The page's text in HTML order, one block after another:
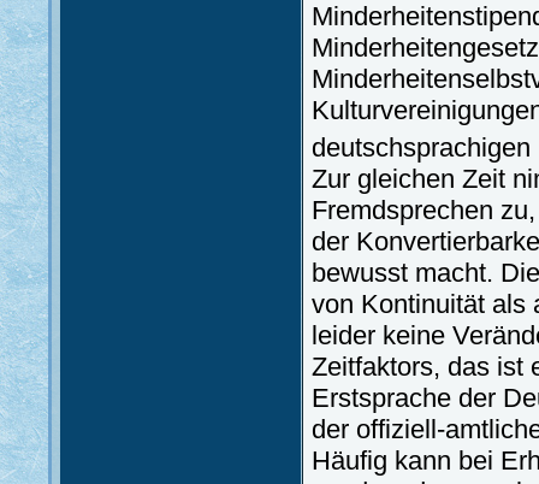
Zur gleichen Zeit
Fremdsprechen
der
bewusst macht.
von Kontinuität als
leider keine
Zeitfaktors, das ist
Erstsprache der
der offiziell-
Häufig kann bei